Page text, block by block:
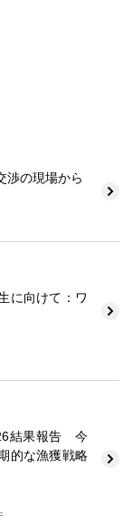
渉の現場から
に向けて：ワ
結果報告 今
的な漁獲戦略